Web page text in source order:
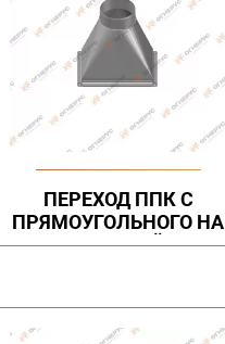
ПЕРЕХОД ППК С
ПРЯМОУГОЛЬНОГО НА
КРУГЛЫЙ